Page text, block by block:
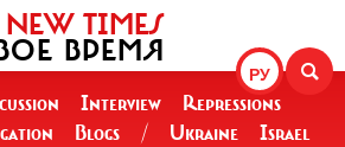
РУ
NEW TIMES
ВРЕМЯ
Interview
Repressions
Blogs / Ukraine
Israel